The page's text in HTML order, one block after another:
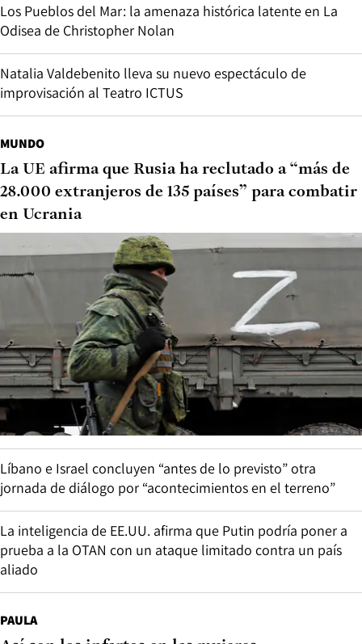
Los Pueblos del Mar: la amenaza histórica latente en La
Odisea de Christopher Nolan
Natalia Valdebenito lleva su nuevo espectáculo de
improvisación al Teatro ICTUS
MUNDO
La UE afirma que Rusia ha reclutado a “más de
28.000 extranjeros de 135 países” para combatir
en Ucrania
Líbano e Israel concluyen “antes de lo previsto” otra
jornada de diálogo por “acontecimientos en el terreno”
La inteligencia de EE.UU. afirma que Putin podría poner a
prueba a la OTAN con un ataque limitado contra un país
aliado
PAULA